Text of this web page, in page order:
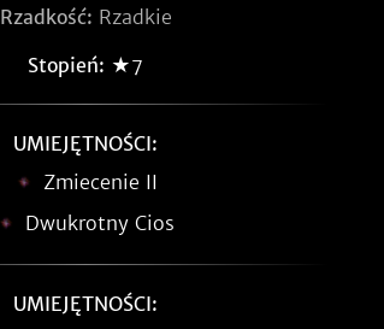
Rzadkość: Rzadkie
Stopień: ★7
UMIEJĘTNOŚCI:
Zmiecenie II
Dwukrotny Cios
UMIEJĘTNOŚCI: